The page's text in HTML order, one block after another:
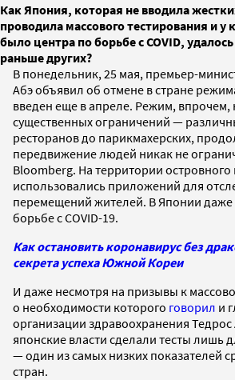
Как Япония, которая не вводила
проводила массового тестирования и у
было центра по борьбе с COVID,
раньше других?
В понедельник, 25 мая, премьер-
Абэ объявил об отмене в стране
введен еще в апреле. Режим, впрочем,
существенных ограничений —
ресторанов до парикмахерских,
передвижение людей никак не
Bloomberg. На территории островного
использовались приложений для
перемещений жителей. В Японии даже
борьбе с COVID-19.
Как остановить коронавирус без
секрета успеха Южной Кореи
И даже несмотря на призывы к
о необходимости которого говорил и
организации здравоохранения Тедрос
японские власти сделали тесты лишь
— один из самых низких показателей
стран.